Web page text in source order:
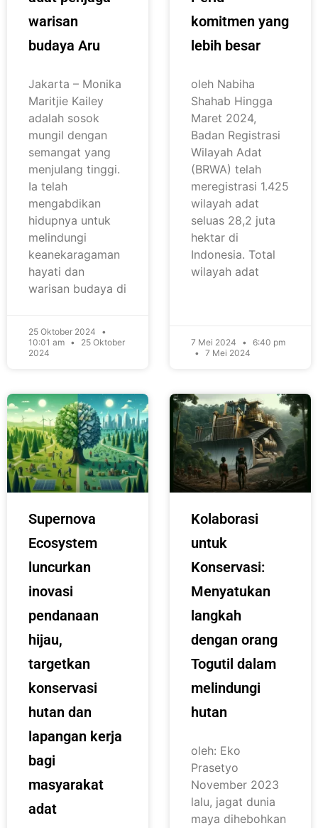
warisan
budaya Aru
Jakarta – Monika
Maritjie Kailey
adalah sosok
mungil dengan
semangat yang
menjulang tinggi.
Ia telah
mengabdikan
hidupnya untuk
melindungi
keanekaragaman
hayati dan
warisan budaya di
25 Oktober 2024
10:01 am
25 Oktober
2024
komitmen yang
lebih besar
oleh Nabiha
Shahab Hingga
Maret 2024,
Badan Registrasi
Wilayah Adat
(BRWA) telah
meregistrasi 1.425
wilayah adat
seluas 28,2 juta
hektar di
Indonesia. Total
wilayah adat
7 Mei 2024
6:40 pm
7 Mei 2024
Supernova
Ecosystem
luncurkan
inovasi
pendanaan
hijau,
targetkan
konservasi
hutan dan
lapangan kerja
bagi
masyarakat
adat
Kolaborasi
untuk
Konservasi:
Menyatukan
langkah
dengan orang
Togutil dalam
melindungi
hutan
oleh: Eko
Prasetyo
November 2023
lalu, jagat dunia
maya dihebohkan